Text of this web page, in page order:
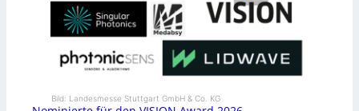
Bild: Landesmesse Stuttgart GmbH & Co. KG